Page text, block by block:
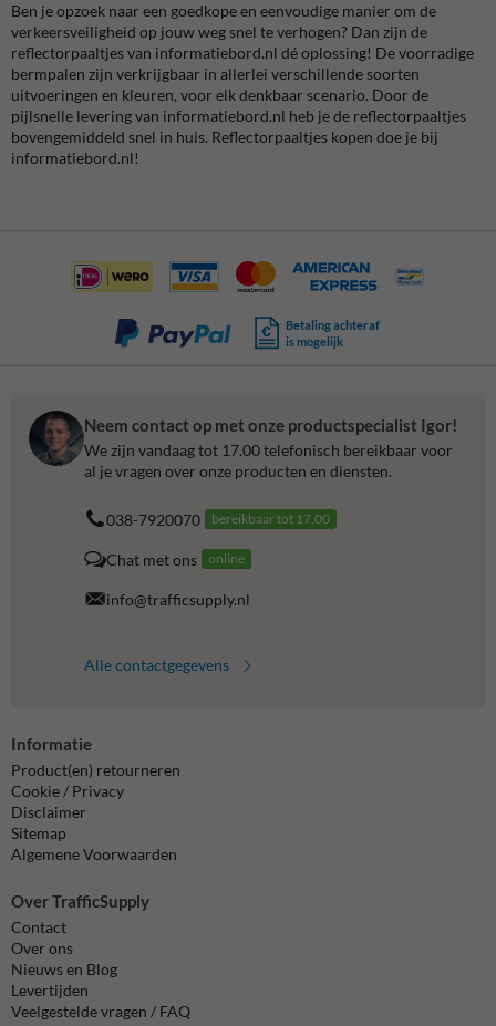
Ben je opzoek naar een goedkope en eenvoudige manier om de
verkeersveiligheid op jouw weg snel te verhogen? Dan zijn de
reflectorpaaltjes van informatiebord.nl dé oplossing! De voorradige
bermpalen zijn verkrijgbaar in allerlei verschillende soorten
uitvoeringen en kleuren, voor elk denkbaar scenario. Door de
pijlsnelle levering van informatiebord.nl heb je de reflectorpaaltjes
bovengemiddeld snel in huis. Reflectorpaaltjes kopen doe je bij
informatiebord.nl!
Betaling achteraf
is mogelijk
Neem contact op met onze productspecialist Igor!
We zijn vandaag tot 17.00 telefonisch bereikbaar voor
al je vragen over onze producten en diensten.
038-7920070 bereikbaar tot 17.00
Chat met ons online
info@trafficsupply.nl
Alle contactgegevens
Informatie
Product(en) retourneren
Cookie / Privacy
Disclaimer
Sitemap
Algemene Voorwaarden
Over TrafficSupply
Contact
Over ons
Nieuws en Blog
Levertijden
Veelgestelde vragen / FAQ